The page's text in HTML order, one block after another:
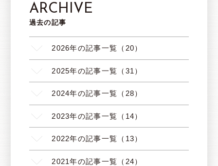
ARCHIVE
過去の記事
2026年の記事一覧（20）
2025年の記事一覧（31）
2024年の記事一覧（28）
2023年の記事一覧（14）
2022年の記事一覧（13）
2021年の記事一覧（24）